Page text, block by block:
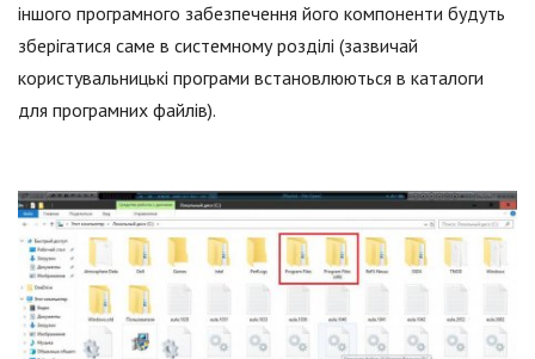
іншого програмного забезпечення його компоненти будуть
зберігатися саме в системному розділі (зазвичай
користувальницькі програми встановлюються в каталоги
для програмних файлів).